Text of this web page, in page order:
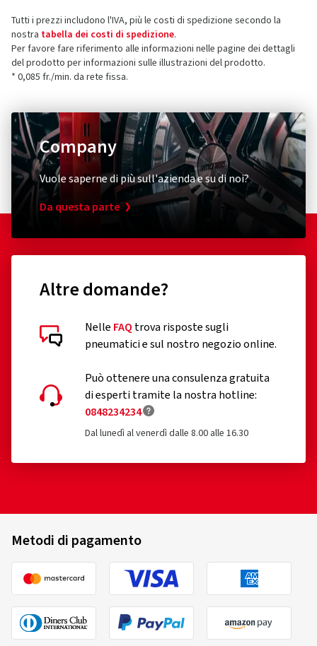
Tutti i prezzi includono l'IVA, più le costi di spedizione secondo la
nostra tabella dei costi di spedizione.
Per favore fare riferimento alle informazioni nelle pagine dei dettagli
del prodotto per informazioni sulle illustrazioni del prodotto.
* 0,085 fr./min. da rete fissa.
Company
Vuole saperne di più sull'azienda e su di noi?
Da questa parte
Altre domande?
Nelle FAQ trova risposte sugli
pneumatici e sul nostro negozio online.
Può ottenere una consulenza gratuita
di esperti tramite la nostra hotline:
0848234234
Dal lunedì al venerdì dalle 8.00 alle 16.30
Metodi di pagamento